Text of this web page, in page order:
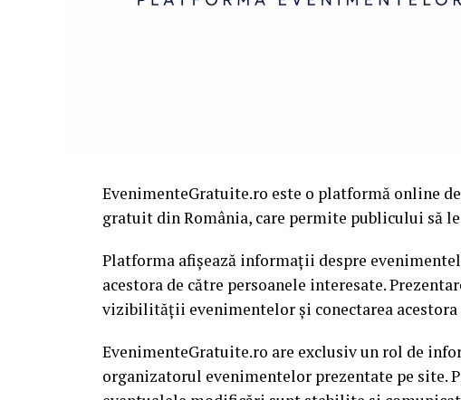
EvenimenteGratuite.ro este o platformă online
gratuit din România, care permite publicului să
Platforma afișează informații despre
acestora de către persoanele interesate.
vizibilității evenimentelor și conectarea
EvenimenteGratuite.ro are exclusiv un rol de
organizatorul evenimentelor prezentate pe site.